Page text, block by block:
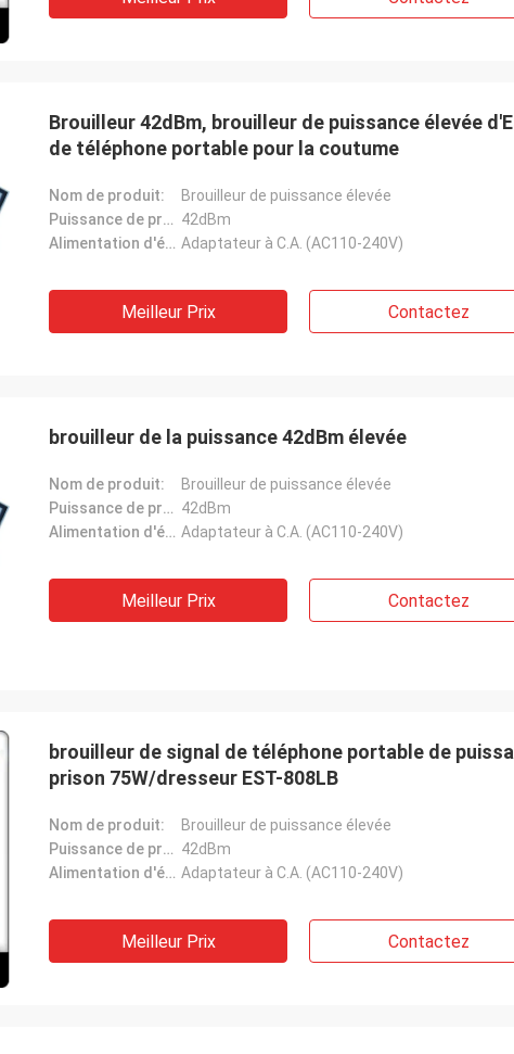
Brouilleur 42dBm, brouilleur de puissance élevée
de téléphone portable pour la coutume
Nom de produit:
Brouilleur de puissance élevée
Puissance de production moyenne: 42dBm
Alimentation d'énergie: Adaptateur à C.A. (AC110-240V)
Meilleur Prix Contactez
brouilleur de la puissance 42dBm élevée
Nom de produit:
Brouilleur de puissance élevée
Puissance de production moyenne: 42dBm
Alimentation d'énergie: Adaptateur à C.A. (AC110-240V)
Meilleur Prix Contactez
brouilleur de signal de téléphone portable de
prison 75W/dresseur EST-808LB
Nom de produit:
Brouilleur de puissance élevée
Puissance de production moyenne: 42dBm
Alimentation d'énergie: Adaptateur à C.A. (AC110-240V)
Meilleur Prix Contactez